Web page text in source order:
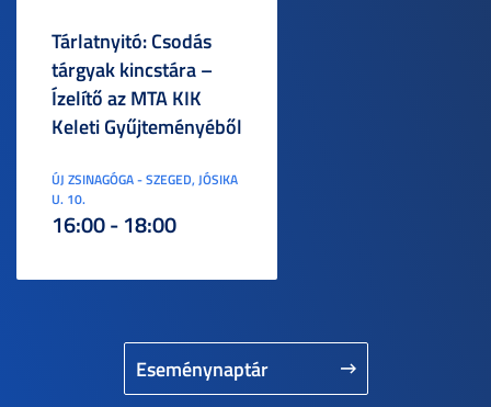
Eseménynaptár
Tárlatnyitó: Csodás
tárgyak kincstára –
Ízelítő az MTA KIK
Keleti Gyűjteményéből
ÚJ ZSINAGÓGA - SZEGED, JÓSIKA
U. 10.
16:00 - 18:00